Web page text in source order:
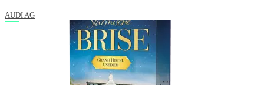
AUDI AG